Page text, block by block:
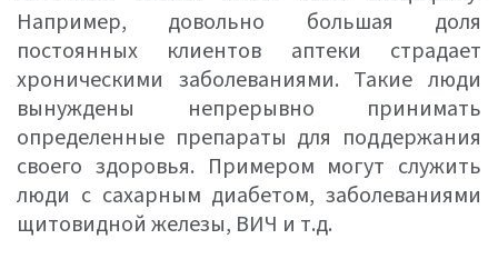
Например, довольно большая доля
постоянных клиентов аптеки страдает
хроническими заболеваниями. Такие люди
вынуждены непрерывно принимать
определенные препараты для поддержания
своего здоровья. Примером могут служить
люди с сахарным диабетом, заболеваниями
щитовидной железы, ВИЧ и т.д.